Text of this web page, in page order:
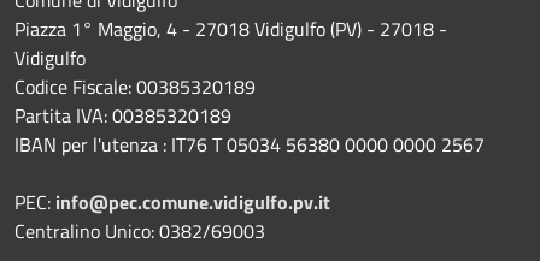
Piazza 1° Maggio, 4 - 27018 Vidigulfo (PV) - 27018 -
Vidigulfo
Codice Fiscale: 00385320189
Partita IVA: 00385320189
IBAN per l'utenza : IT76 T 05034 56380 0000 0000 2567
PEC: info@pec.comune.vidigulfo.pv.it
Centralino Unico: 0382/69003